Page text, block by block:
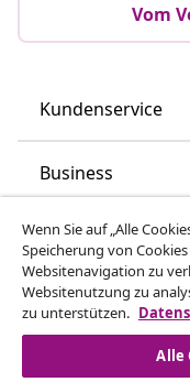
Vom
Kundenservice
Business
vidaXL
Mehr entdecken
Wenn Sie auf „Alle
Speicherung von
Websitenavigation zu
Websitenutzung zu
zu unterstützen.
Alle